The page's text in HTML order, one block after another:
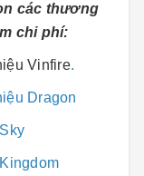
các thương
chi phí:
Vinfire.
Dragon